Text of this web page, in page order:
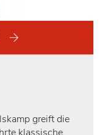
greift die